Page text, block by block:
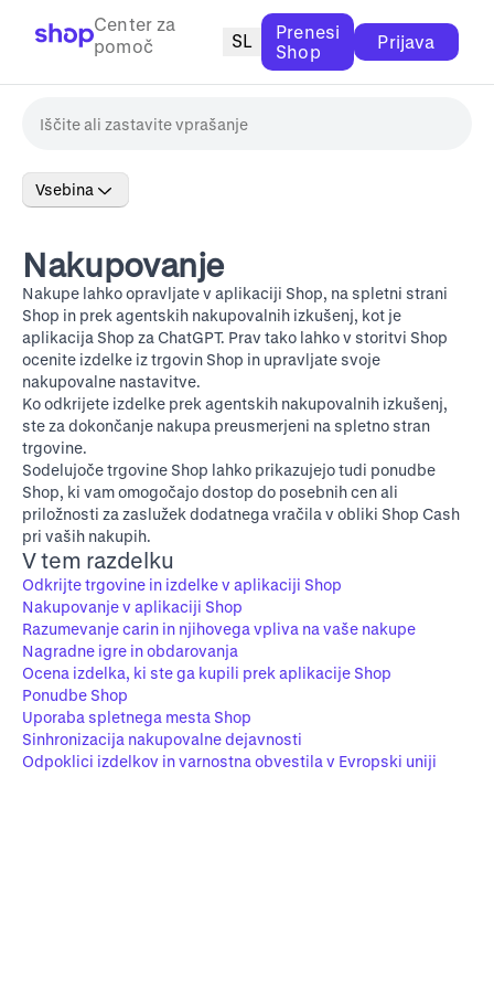
Center za
pomoč
SL
Prenesi
Shop
Prijava
Vsebina
Nakupovanje
Nakupe lahko opravljate v aplikaciji Shop, na spletni strani
Shop in prek agentskih nakupovalnih izkušenj, kot je
aplikacija Shop za ChatGPT. Prav tako lahko v storitvi Shop
ocenite izdelke iz trgovin Shop in upravljate svoje
nakupovalne nastavitve.
Ko odkrijete izdelke prek agentskih nakupovalnih izkušenj,
ste za dokončanje nakupa preusmerjeni na spletno stran
trgovine.
Sodelujoče trgovine Shop lahko prikazujejo tudi ponudbe
Shop, ki vam omogočajo dostop do posebnih cen ali
priložnosti za zaslužek dodatnega vračila v obliki Shop Cash
pri vaših nakupih.
V tem razdelku
Odkrijte trgovine in izdelke v aplikaciji Shop
Nakupovanje v aplikaciji Shop
Razumevanje carin in njihovega vpliva na vaše nakupe
Nagradne igre in obdarovanja
Ocena izdelka, ki ste ga kupili prek aplikacije Shop
Ponudbe Shop
Uporaba spletnega mesta Shop
Sinhronizacija nakupovalne dejavnosti
Odpoklici izdelkov in varnostna obvestila v Evropski uniji